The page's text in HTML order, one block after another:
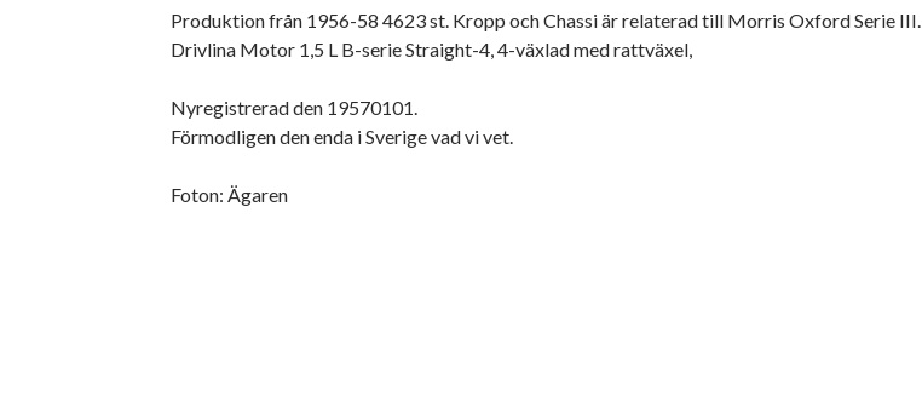
Produktion från 1956-58 4623 st. Kropp och Chassi är relaterad till Morris Oxford Serie III.
Drivlina Motor 1,5 L B-serie Straight-4, 4-växlad med rattväxel,
Nyregistrerad den 19570101.
Förmodligen den enda i Sverige vad vi vet.
Foton: Ägaren